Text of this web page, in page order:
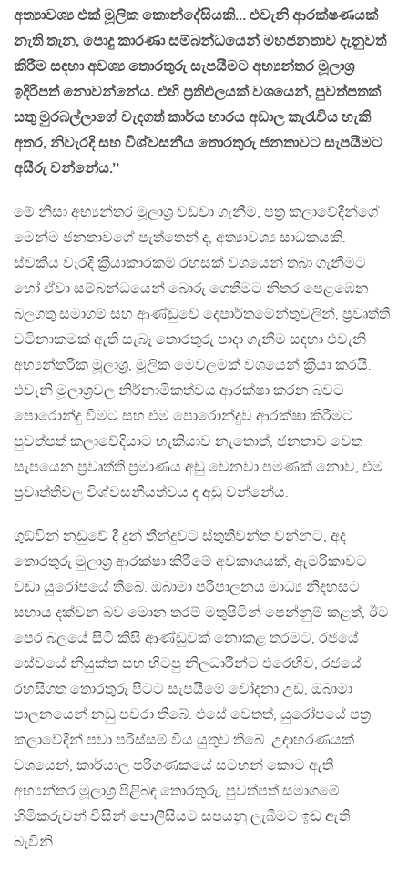
අත්‍යාවශ්‍ය එක් මූලික කොන්දේසියකි… එවැනි ආරක්ෂණයක්
නැති තැන, පොදු කාරණා සම්බන්ධයෙන් මහජනතාව දැනුවත්
කිරීම සඳහා අවශ්‍ය තොරතුරු සැපයීමට අභ්‍යන්තර මූලාශ‍්‍ර
ඉදිරිපත් නොවන්නේය. එහි ප‍්‍රතිඵලයක් වශයෙන්, පුවත්පතක්
සතු මුරබල්ලාගේ වැදගත් කාර්ය භාරය අඩාල කැරැවිය හැකි
අතර, නිවැරදි සහ විශ්වසනීය තොරතුරු ජනතාවට සැපයීමට
අසීරු වන්නේය.’’
මේ නිසා අභ්‍යන්තර මූලාශ‍්‍ර වඩවා ගැනීම, පත‍්‍ර කලාවේදීන්ගේ
මෙන්ම ජනතාවගේ පැත්තෙන් ද, අත්‍යාවශ්‍ය සාධකයකි.
ස්වකීය වැරදි ක‍්‍රියාකාරකම් රහසක් වශයෙන් තබා ගැනීමට
හෝ ඒවා සම්බන්ධයෙන් බොරු ගෙතීමට නිතර පෙළඹෙන
බලගතු සමාගම් සහ ආණ්ඩුවේ දෙපාර්තමේන්තුවලින්, ප‍්‍රවෘත්ති
වටිනාකමක් ඇති සැබෑ තොරතුරු පාදා ගැනීම සඳහා එවැනි
අභ්‍යන්තරික මූලාශ‍්‍ර, මූලික මෙවලමක් වශයෙන් ක‍්‍රියා කරයි.
එවැනි මූලාශ‍්‍රවල නිර්නාමිකත්වය ආරක්ෂා කරන බවට
පොරොන්දු වීමට සහ එම පොරොන්දුව ආරක්ෂා කිරීමට
පුවත්පත් කලාවේදියාට හැකියාව නැතොත්, ජනතාව වෙත
සැපයෙන ප‍්‍රවෘත්ති ප‍්‍රමාණය අඩු වෙනවා පමණක් නොව, එම
ප‍්‍රවෘත්තිවල විශ්වසනීයත්වය ද අඩු වන්නේය.
ගුඞ්වින් නඩුවේ දී දුන් තීන්දුවට ස්තුතිවන්ත වන්නට, අද
තොරතුරු මුලාශ‍්‍ර ආරක්ෂා කිරීමේ අවකාශයක්, ඇමරිකාවට
වඩා යුරෝපයේ තිබේ. ඔබාමා පරිපාලනය මාධ්‍ය නිදහසට
සහාය දක්වන බව මොන තරම් මතුපිටින් පෙන්නුම් කළත්, ඊට
පෙර බලයේ සිටි කිසි ආණ්ඩුවක් නොකළ තරමට, රජයේ
සේවයේ නියුක්ත සහ හිටපු නිලධාරීන්ට එරෙහිව, රජයේ
රහසිගත තොරතුරු පිටට සැපයීමේ චෝදනා උඩ, ඔබාමා
පාලනයෙන් නඩු පවරා තිබේ. එසේ වෙතත්, යුරෝපයේ පත‍්‍ර
කලාවේදීන් පවා පරිස්සම් විය යුතුව තිබේ. උදාහරණයක්
වශයෙන්, කාර්යාල පරිගණකයේ සටහන් කොට ඇති
අභ්‍යන්තර මූලාශ‍්‍ර පිළිබඳ තොරතුරු, පුවත්පත් සමාගමේ
හිමිකරුවන් විසින් පොලීසියට සපයනු ලැබීමට ඉඩ ඇති
බැවිනි.